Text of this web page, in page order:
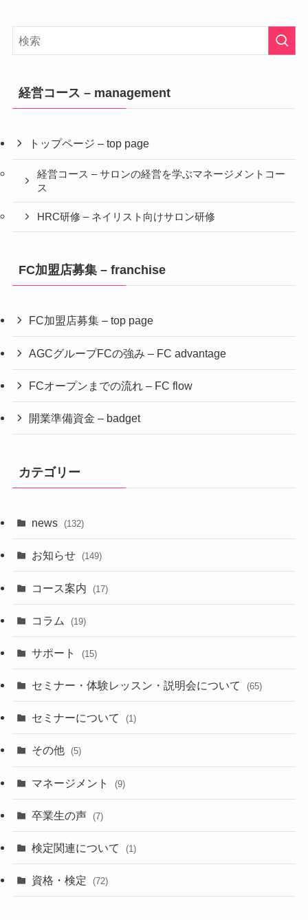
経営コース – management
トップページ – top page
経営コース – サロンの経営を学ぶマネージメントコー
ス
HRC研修 – ネイリスト向けサロン研修
FC加盟店募集 – franchise
FC加盟店募集 – top page
AGCグループFCの強み – FC advantage
FCオープンまでの流れ – FC flow
開業準備資金 – badget
カテゴリー
news (132)
お知らせ (149)
コース案内 (17)
コラム (19)
サポート (15)
セミナー・体験レッスン・説明会について (65)
セミナーについて (1)
その他 (5)
マネージメント (9)
卒業生の声 (7)
検定関連について (1)
資格・検定 (72)